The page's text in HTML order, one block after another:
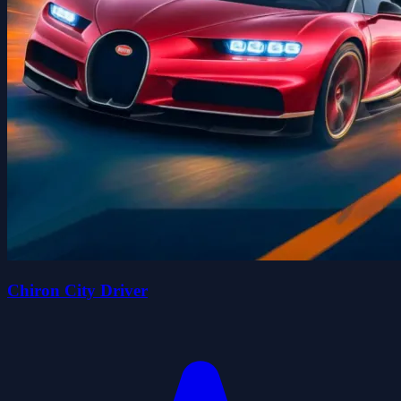
Chiron City Driver